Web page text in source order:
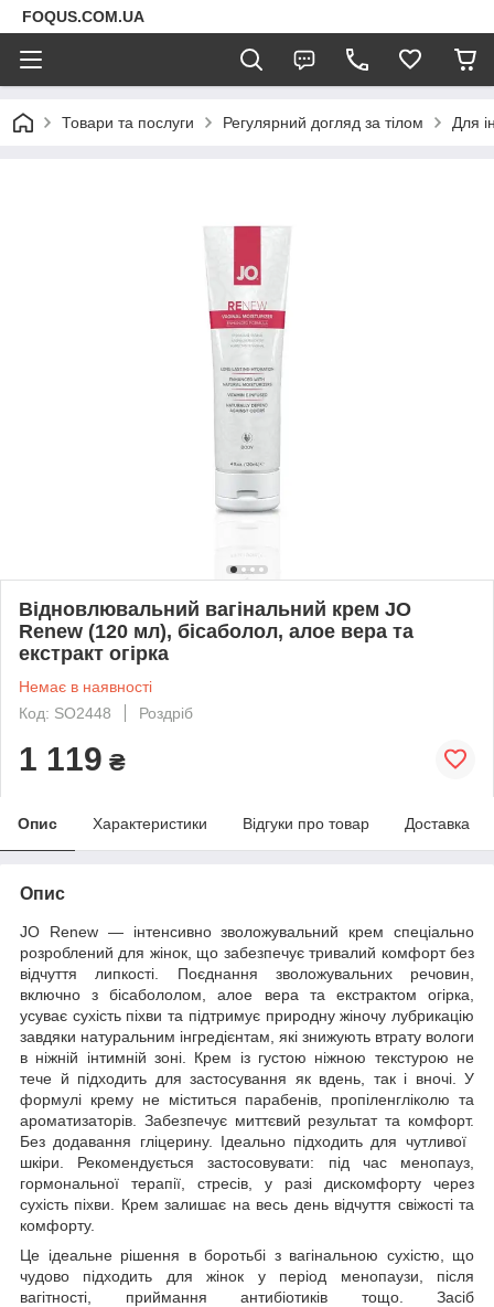
FOQUS.COM.UA
Товари та послуги Регулярний догляд за тілом Для
Відновлювальний вагінальний крем JO
Renew (120 мл), бісаболол, алое вера та
екстракт огірка
Немає в наявності
Код: SO2448
Роздріб
1 119 ₴
Опис Характеристики Відгуки про товар Доставка
Опис
JO Renew — інтенсивно зволожувальний крем спеціально
розроблений для жінок, що забезпечує тривалий комфорт без
відчуття липкості. Поєднання зволожувальних речовин,
включно з бісабололом, алое вера та екстрактом огірка,
усуває сухість піхви та підтримує природну жіночу лубрикацію
завдяки натуральним інгредієнтам, які знижують втрату вологи
в ніжній інтимній зоні. Крем із густою ніжною текстурою не
тече й підходить для застосування як вдень, так і вночі. У
формулі крему не міститься парабенів, пропіленгліколю та
ароматизаторів. Забезпечує миттєвий результат та комфорт.
Без додавання гліцерину. Ідеально підходить для чутливої ​​
шкіри. Рекомендується застосовувати: під час менопауз,
гормональної терапії, стресів, у разі дискомфорту через
сухість піхви. Крем залишає на весь день відчуття свіжості та
комфорту.
Це ідеальне рішення в боротьбі з вагінальною сухістю, що
чудово підходить для жінок у період менопаузи, після
вагітності, приймання антибіотиків тощо. Засіб